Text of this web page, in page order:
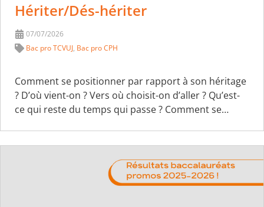
Hériter/Dés-hériter
07/07/2026
Bac pro TCVUJ, Bac pro CPH
Comment se positionner par rapport à son héritage
? D’où vient-on ? Vers où choisit-on d’aller ? Qu’est-
ce qui reste du temps qui passe ? Comment se…